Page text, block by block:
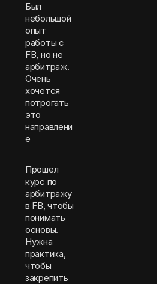
Был
небольшой
опыт
работы с
FB, но не
арбитраж.
Очень
хочется
потрогать
это
направлени
е
Прошел
курс по
арбитражу
в FB, чтобы
понимать
основы.
Нужна
практика,
чтобы
закрепить